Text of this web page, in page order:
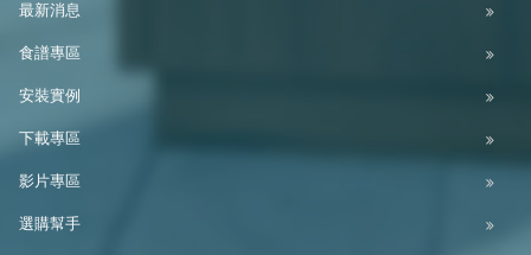
最新消息
食譜專區
安裝實例
下載專區
影片專區
選購幫手